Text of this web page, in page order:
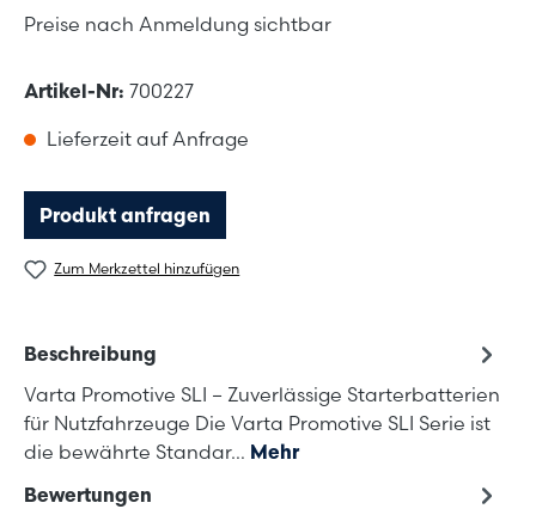
Preise nach Anmeldung sichtbar
Artikel-Nr: 700227
Lieferzeit auf Anfrage
Produkt anfragen
Zum Merkzettel hinzufügen
Beschreibung
Varta Promotive SLI – Zuverlässige Starterbatterien
für Nutzfahrzeuge Die Varta Promotive SLI Serie ist
die bewährte Standar… Mehr
Bewertungen